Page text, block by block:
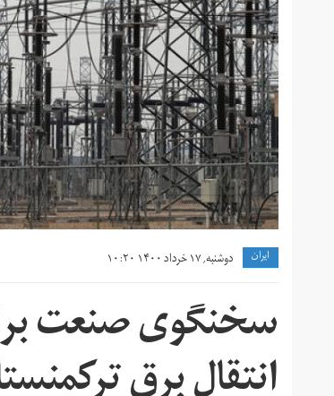
ايران دوشنبه, ۱۷ خرداد ۱۴۰۰ ۱۰:۲۰
سخنگوی صنعت